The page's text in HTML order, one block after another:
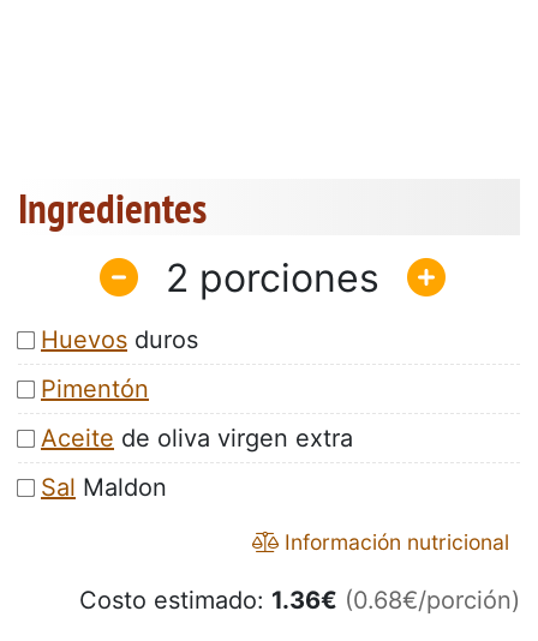
Ingredientes
2
Huevos duros
Pimentón
Aceite de oliva virgen extra
Sal Maldon
Información nutricional
Costo estimado: 1.36€ (0.68€/porción)